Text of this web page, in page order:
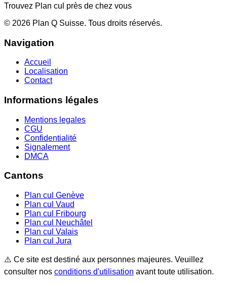
Trouvez Plan cul près de chez vous
© 2026 Plan Q Suisse. Tous droits réservés.
Navigation
Accueil
Localisation
Contact
Informations légales
Mentions legales
CGU
Confidentialité
Signalement
DMCA
Cantons
Plan cul Genève
Plan cul Vaud
Plan cul
Fribourg
Plan cul
Neuchâtel
Plan cul Valais
Plan cul Jura
⚠️ Ce site est destiné aux personnes majeures. Veuillez
consulter nos conditions d'utilisation avant toute utilisation.